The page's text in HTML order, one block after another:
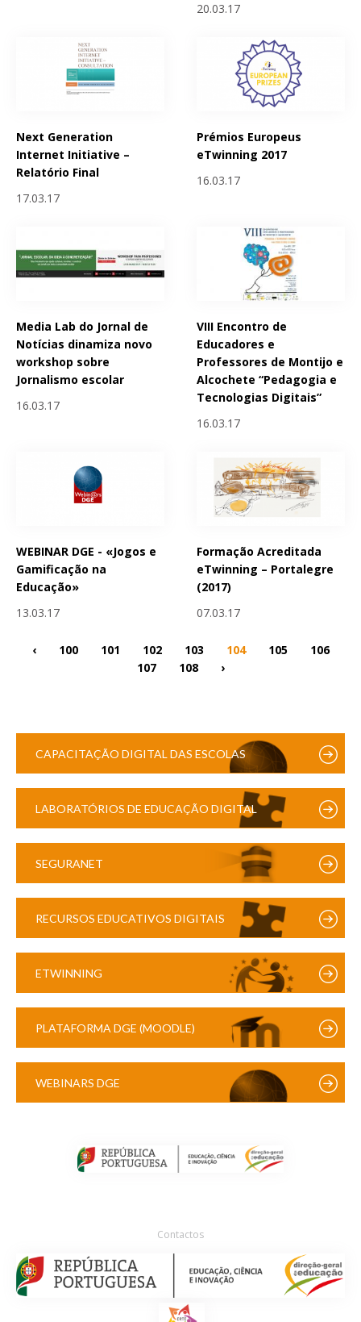
20.03.17
Next Generation
Internet Initiative –
Relatório Final
17.03.17
Prémios Europeus
eTwinning 2017
16.03.17
Media Lab do Jornal de
Notícias dinamiza novo
workshop sobre
Jornalismo escolar
16.03.17
VIII Encontro de
Educadores e
Professores de Montijo e
Alcochete “Pedagogia e
Tecnologias Digitais”
16.03.17
WEBINAR DGE - «Jogos e
Gamificação na
Educação»
13.03.17
Formação Acreditada
eTwinning – Portalegre
(2017)
07.03.17
‹ 100 101 102 103 104 105
106
107
108 ›
CAPACITAÇÃO DIGITAL DAS ESCOLAS
LABORATÓRIOS DE EDUCAÇÃO DIGITAL
SEGURANET
RECURSOS EDUCATIVOS DIGITAIS
ETWINNING
PLATAFORMA DGE (MOODLE)
WEBINARS DGE
Contactos